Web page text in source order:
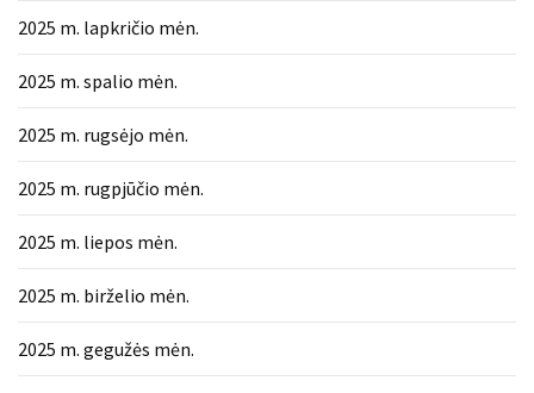
2025 m. lapkričio mėn.
2025 m. spalio mėn.
2025 m. rugsėjo mėn.
2025 m. rugpjūčio mėn.
2025 m. liepos mėn.
2025 m. birželio mėn.
2025 m. gegužės mėn.